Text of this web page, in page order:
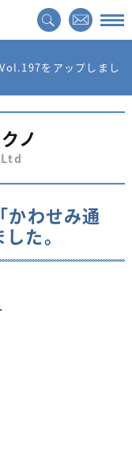
をアップしまし
ノ
かわせみ通
た。